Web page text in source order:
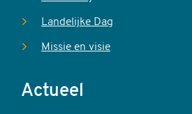
Landelijke Dag
Missie en visie
Actueel